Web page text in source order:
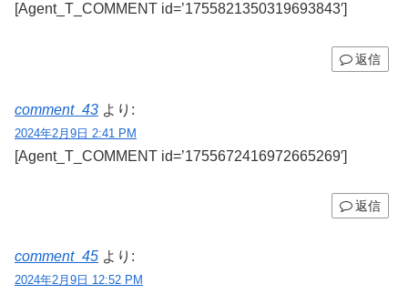
[Agent_T_COMMENT id=’1755821350319693843′]
返信
comment_43 より:
2024年2月9日 2:41 PM
[Agent_T_COMMENT id=’1755672416972665269′]
返信
comment_45 より:
2024年2月9日 12:52 PM